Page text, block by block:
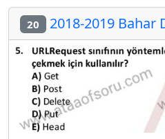
20 2018-2019 Bahar